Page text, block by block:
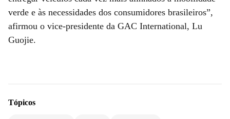
verde e às necessidades dos consumidores brasileiros”,
afirmou o vice-presidente da GAC International, Lu
Guojie.
Tópicos